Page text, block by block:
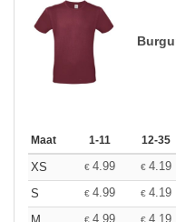
Maat 1-11 12-35
XS € 4.99 € 4.19
S
€ 4.99 € 4.19
M
€ 4.99 € 4.19